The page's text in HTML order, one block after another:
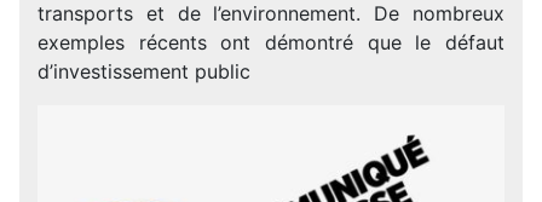
transports et de l’environnement. De nombreux
exemples récents ont démontré que le défaut
d’investissement public